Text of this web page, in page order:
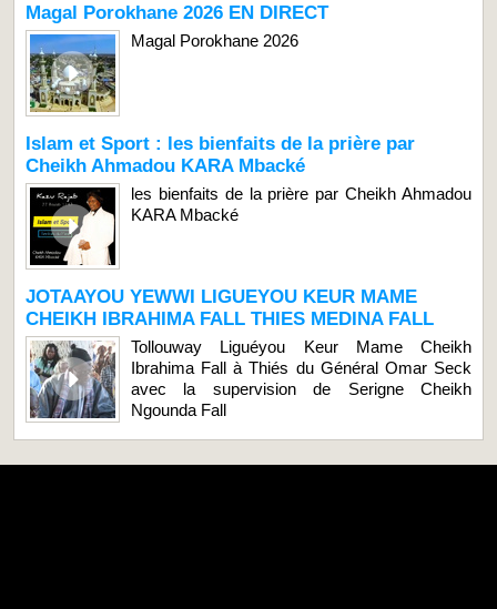
Magal Porokhane 2026 EN DIRECT
Magal Porokhane 2026
Islam et Sport : les bienfaits de la prière par
Cheikh Ahmadou KARA Mbacké
les bienfaits de la prière par Cheikh Ahmadou
KARA Mbacké
JOTAAYOU YEWWI LIGUEYOU KEUR MAME
CHEIKH IBRAHIMA FALL THIES MEDINA FALL
Tollouway Liguéyou Keur Mame Cheikh
Ibrahima Fall à Thiés du Général Omar Seck
avec la supervision de Serigne Cheikh
Ngounda Fall